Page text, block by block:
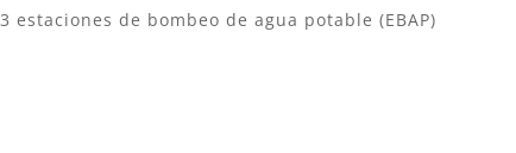
de bombeo de agua potable (EBAP)